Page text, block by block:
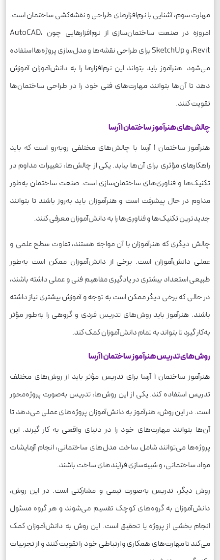
مهارت سوم، آشنایی با نرم‌افزارهای طراحی و نقشه‌کشی ساختمان است.
امروزه در صنعت ساختمان‌سازی از نرم‌افزارهایی چون AutoCAD،
Revit، و SketchUp برای طراحی نقشه‌ها و مدل‌سازی پروژه‌ها استفاده
می‌شود. هنرآموز باید بتواند این نرم‌افزارها را به دانش‌آموزان آموزش
دهد تا آن‌ها بتوانند مهارت‌های فنی خود را در طراحی ساختمان‌ها
تقویت کنند.
چالش‌های هنرآموز ساختمان 1 آرسا
هنرآموز ساختمان 1 آرسا با چالش‌های مختلفی روبه‌رو است که باید
راهکارهای مؤثری برای آن‌ها بیابد. یکی از چالش‌ها، تغییرات مداوم در
تکنیک‌ها و فناوری‌های ساختمان‌سازی است. صنعت ساختمان به‌طور
مداوم در حال پیشرفت است و هنرآموزان باید به‌روز باشند تا بتوانند
جدیدترین تکنیک‌ها و فناوری‌ها را به دانش‌آموزان معرفی کنند.
چالش دیگری که هنرآموزان با آن مواجه هستند، تفاوت سطح علمی و
عملی دانش‌آموزان است. برخی از دانش‌آموزان ممکن است به‌طور
طبیعی استعداد بیشتری در یادگیری مفاهیم فنی و عملی داشته باشند،
در حالی که برخی دیگر ممکن است به توجه و آموزش بیشتری نیاز داشته
باشند. هنرآموز باید روش‌های تدریس فردی و گروهی را به‌طور مؤثر
به‌کار گیرد تا بتواند به تمام دانش‌آموزان کمک کند.
روش‌های تدریس هنرآموز ساختمان 1 آرسا
هنرآموز ساختمان 1 آرسا برای تدریس مؤثر باید از روش‌های مختلف
تدریس استفاده کند. یکی از این روش‌ها، تدریس به‌صورت پروژه‌محور
است. در این روش، هنرآموز به دانش‌آموزان پروژه‌های عملی می‌دهد تا
آن‌ها بتوانند مهارت‌های خود را در دنیای واقعی به کار گیرند. این
پروژه‌ها می‌توانند شامل ساخت مدل‌های ساختمانی، انجام آزمایشات
مواد ساختمانی، و شبیه‌سازی فرآیندهای ساخت باشند.
روش دیگر، تدریس به‌صورت تیمی و مشارکتی است. در این روش،
دانش‌آموزان به گروه‌های کوچک تقسیم می‌شوند و هر گروه مسئول
انجام بخشی از پروژه یا تحقیق است. این روش به دانش‌آموزان کمک
می‌کند تا مهارت‌های همکاری و ارتباطی خود را تقویت کنند و از تجربیات